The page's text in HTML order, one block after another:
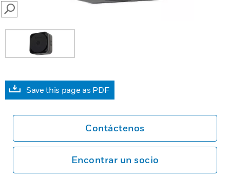
SEARCH
Save this page as PDF
Contáctenos
Encontrar un socio